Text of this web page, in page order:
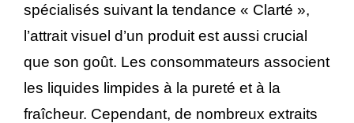
spécialisés suivant la tendance « Clarté »,
l’attrait visuel d’un produit est aussi crucial
que son goût. Les consommateurs associent
les liquides limpides à la pureté et à la
fraîcheur. Cependant, de nombreux extraits